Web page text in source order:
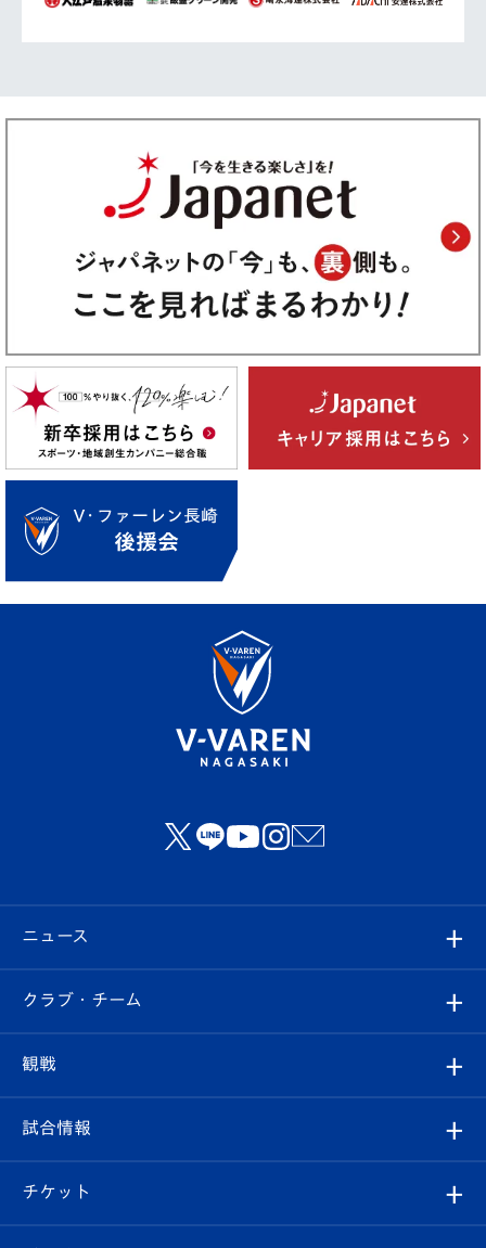
ニュース
すべて
クラブ
試合情報
クラブ・チーム
クラブ概要
エンブレム紹介
観戦
観戦ルール
はじめての観戦ガイド
試合情報
試合日程/結果
チケット